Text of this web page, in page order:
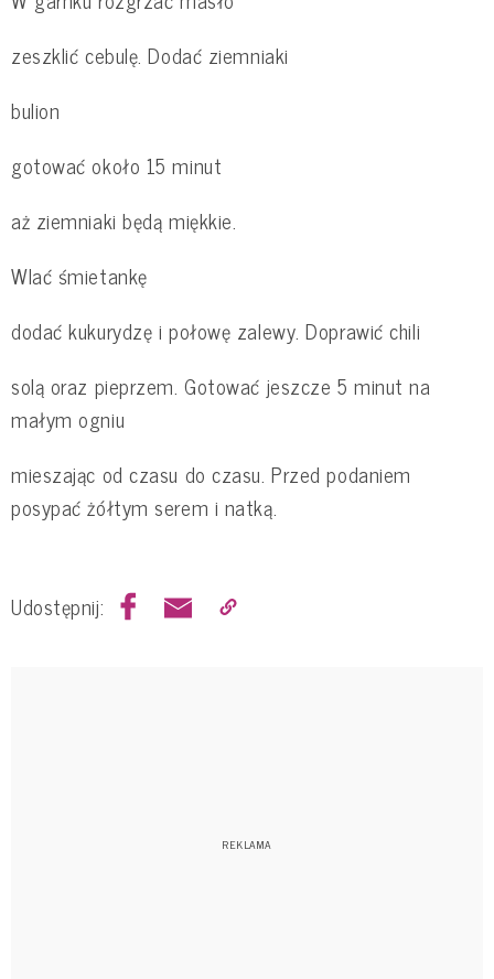
zeszklić cebulę. Dodać ziemniaki
bulion
gotować około 15 minut
aż ziemniaki będą miękkie.
Wlać śmietankę
dodać kukurydzę i połowę zalewy. Doprawić chili
solą oraz pieprzem. Gotować jeszcze 5 minut na
małym ogniu
mieszając od czasu do czasu. Przed podaniem
posypać żółtym serem i natką.
Udostępnij: